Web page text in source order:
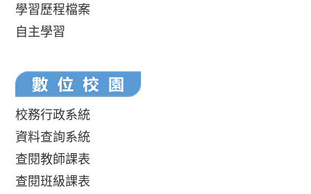
學習歷程檔案
自主學習
校務行政系統
資料查詢系統
查閱教師課表
查閱班級課表